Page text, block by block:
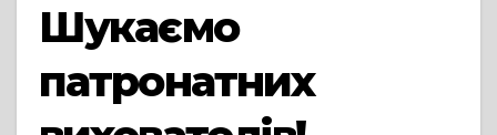
Шукаємо
патронатних